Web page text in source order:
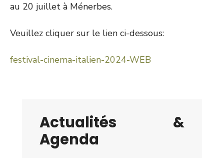
au 20 juillet à Ménerbes.
Veuillez cliquer sur le lien ci-dessous:
festival-cinema-italien-2024-WEB
Actualités &
Agenda